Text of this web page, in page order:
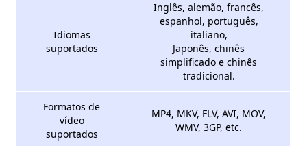
Idiomas
suportados
Inglês, alemão, francês,
espanhol, português,
italiano,
Japonês, chinês
simplificado e chinês
tradicional.
Formatos de
vídeo
suportados
MP4, MKV, FLV, AVI, MOV,
WMV, 3GP, etc.